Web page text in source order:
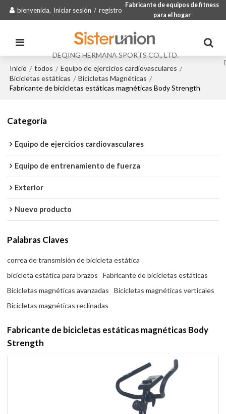
bienvenida, Iniciar sesión / registro
Fabricante de equipos de fitness
para el hogar
DEQING HERMANA SPORTS CO., LTD.
Inicio / todos / Equipo de ejercicios cardiovasculares /
Bicicletas estáticas / Bicicletas Magnéticas /
Fabricante de bicicletas estáticas magnéticas Body Strength
Categoría
Equipo de ejercicios cardiovasculares
Equipo de entrenamiento de fuerza
Exterior
Nuevo producto
Palabras Claves
correa de transmisión de bicicleta estática
bicicleta estática para brazos
Fabricante de bicicletas estáticas
Bicicletas magnéticas avanzadas
Bicicletas magnéticas verticales
Bicicletas magnéticas reclinadas
Fabricante de bicicletas estáticas magnéticas Body
Strength